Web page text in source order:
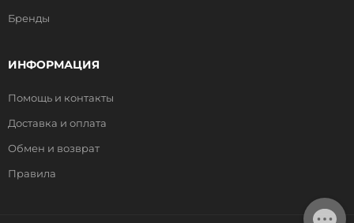
Бренды
ИНФОРМАЦИЯ
Помощь и контакты
Доставка и оплата
Обмен и возврат
Правила